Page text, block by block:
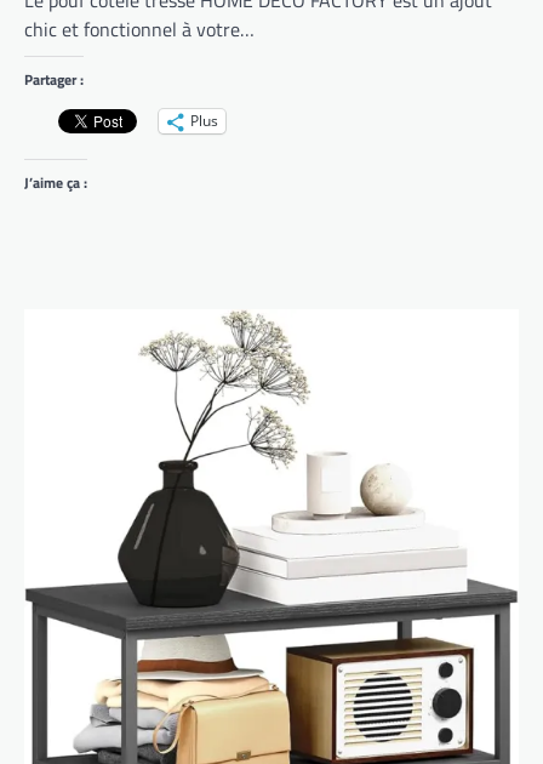
chic et fonctionnel à votre…
Partager :
Plus
J’aime ça :